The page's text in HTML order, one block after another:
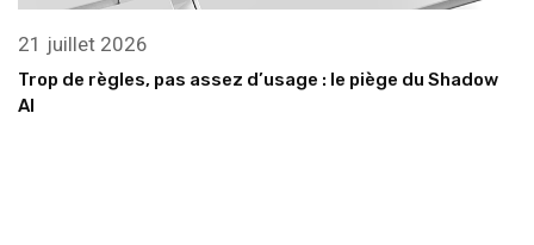
21 juillet 2026
Trop de règles, pas assez d’usage : le piège du Shadow
AI